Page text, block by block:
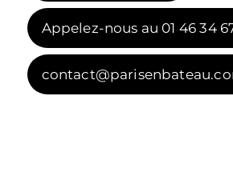
Appelez-nous au 01 46 34